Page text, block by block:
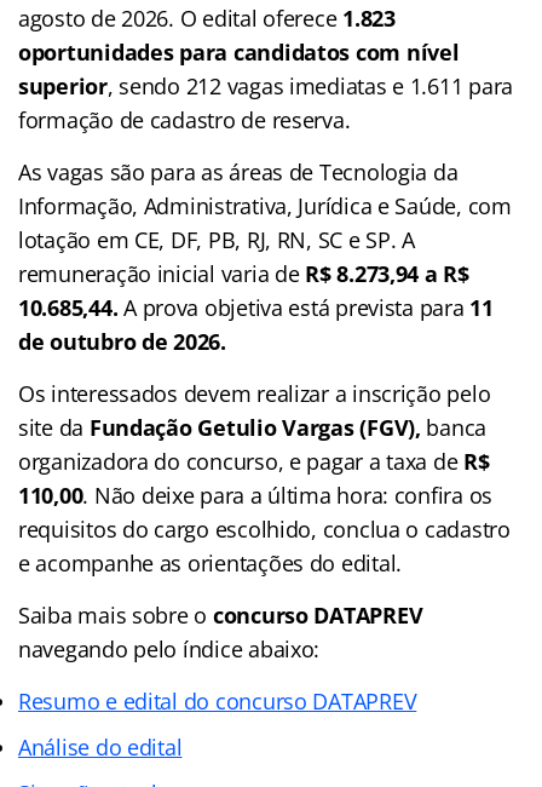
agosto de 2026. O edital oferece1.823
oportunidades para candidatos com nível
superior, sendo 212 vagas imediatas e 1.611 para
formação de cadastro de reserva.
As vagas são para as áreas de Tecnologia da
Informação, Administrativa, Jurídica e Saúde, com
lotação em CE, DF, PB, RJ, RN, SC e SP. A
remuneração inicial varia de R$ 8.273,94 a R$
10.685,44. A prova objetiva está prevista para 11
de outubro de 2026.
Os interessados devem realizar a inscrição pelo
site da Fundação Getulio Vargas (FGV), banca
organizadora do concurso, e pagar a taxa de R$
110,00. Não deixe para a última hora: confira os
requisitos do cargo escolhido, conclua o cadastro
e acompanhe as orientações do edital.
Saiba mais sobre o concurso DATAPREV
navegando pelo índice abaixo:
Resumo e edital do concurso DATAPREV
Análise do edital